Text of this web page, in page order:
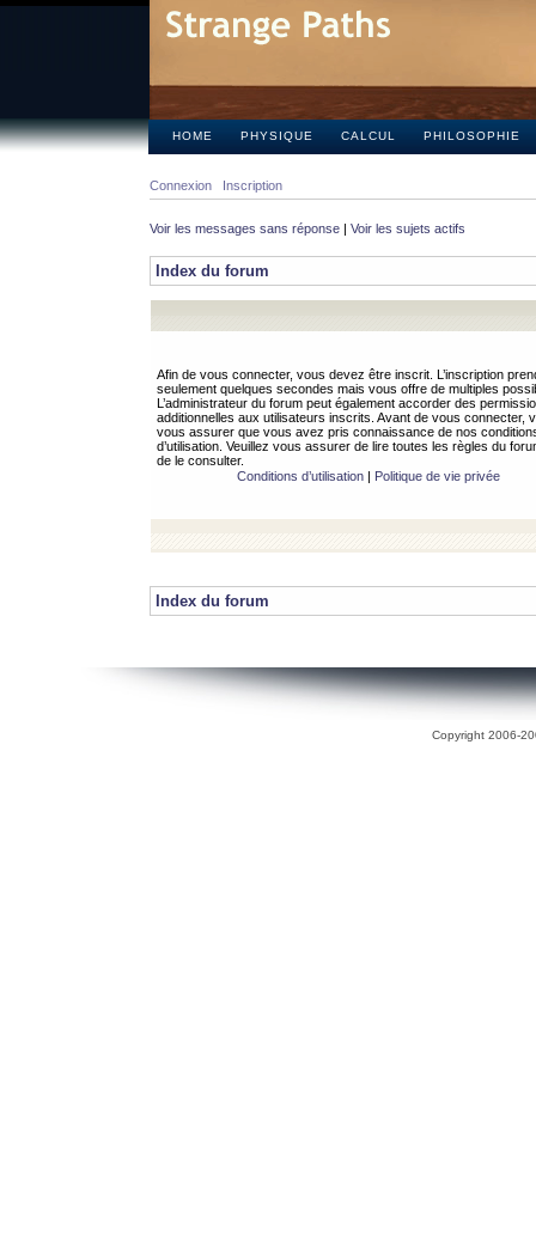
HOME PHYSIQUE CALCUL PHILOSOPHIE
Connexion Inscription
Voir les messages sans réponse | Voir les sujets actifs
Index du forum
Afin de vous connecter, vous devez être inscrit. L’inscription
seulement quelques secondes mais vous offre de multiples
L’administrateur du forum peut également accorder des
additionnelles aux utilisateurs inscrits. Avant de vous connecter,
vous assurer que vous avez pris connaissance de nos
d’utilisation. Veuillez vous assurer de lire toutes les règles du
de le consulter.
Conditions d’utilisation| Politique de vie privée
Index du forum
Copyright 2006-